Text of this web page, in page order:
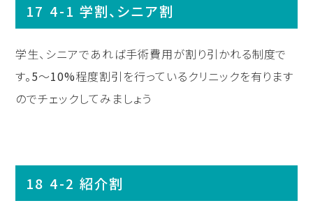
4-1 学割、シニア割
学生、シニアであれば手術費用が割り引かれる制度で
す。5〜10%程度割引を行っているクリニックを有ります
のでチェックしてみましょう
4-2 紹介割